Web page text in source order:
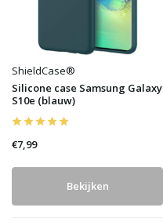
ShieldCase®
Silicone case Samsung Galaxy
S10e (blauw)
€7,99
Bekijken